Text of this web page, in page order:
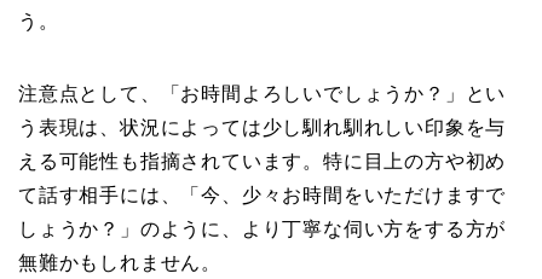
う。
注意点として、「お時間よろしいでしょうか？」とい
う表現は、状況によっては少し馴れ馴れしい印象を与
える可能性も指摘されています。特に目上の方や初め
て話す相手には、「今、少々お時間をいただけますで
しょうか？」のように、より丁寧な伺い方をする方が
無難かもしれません。